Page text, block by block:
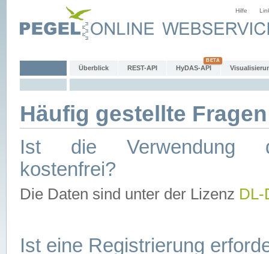
Hilfe
Überblick REST-API HyDAS-API
Häufig gestellte
Ist die Verwendung
kostenfrei?
Die Daten sind unter der Lizenz
Ist eine Registrierung